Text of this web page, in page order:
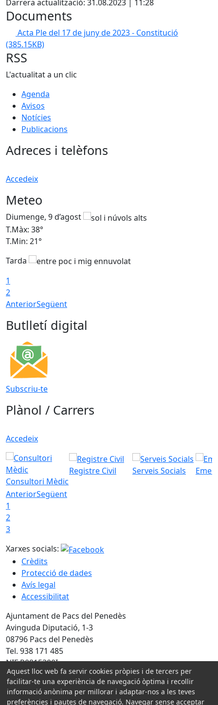
Darrera actualització: 31.08.2023 | 11:28
Documents
Acta Ple del 17 de juny de 2023 - Constitució
(385.15KB)
RSS
L'actualitat a un clic
Agenda
Avisos
Notícies
Publicacions
Adreces i telèfons
Accedeix
Meteo
Diumenge, 9 d’agost
T.Màx: 38°
T.Min: 21°
Tarda
1
2
AnteriorSegüent
Butlletí digital
Subscriu-te
Plànol / Carrers
Accedeix
Consultori Mèdic
Registre Civil Serveis Socials
AnteriorSegüent
1
2
3
Xarxes socials:
Crèdits
Protecció de dades
Avís legal
Accessibilitat
Ajuntament de Pacs del Penedès
Avinguda Diputació, 1-3
08796 Pacs del Penedès
Tel. 938 171 485
NIF P0815300I
Amb la col·laboració de:
Aquest lloc web fa servir cookies pròpies i de tercers per
facilitar-te una experiència de navegació òptima i recollir
informació anònima per millorar i adaptar-nos a les teves
preferències i pautes de navegació. Navegar sense acceptar